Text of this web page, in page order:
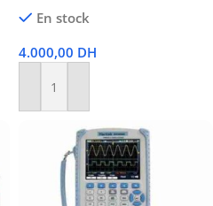
En stock
4.000,00 DH
Ajouter Au Panier